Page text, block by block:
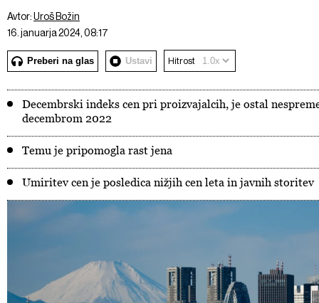
Avtor:Uroš Božin
16. januarja 2024, 08:17
Preberi na glas Ustavi Hitrost
Decembrski indeks cen pri proizvajalcih, je ostal
decembrom 2022
Temu je pripomogla rast jena
Umiritev cen je posledica nižjih cen leta in javnih storitev